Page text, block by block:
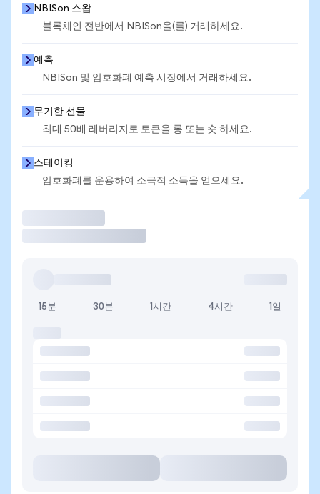
NBISon 스왑
블록체인 전반에서 NBISon을(를) 거래하세요.
예측
NBISon 및 암호화폐 예측 시장에서 거래하세요.
무기한 선물
최대 50배 레버리지로 토큰을 롱 또는 숏 하세요.
스테이킹
암호화폐를 운용하여 소극적 소득을 얻으세요.
15분 30분 1시간 4시간 1일